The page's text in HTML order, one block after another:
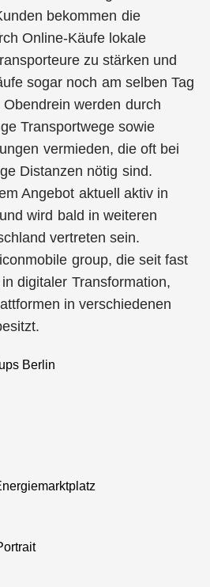
bekommen die
Online-Käufe lokale
zu stärken und
sogar noch am selben Tag
werden durch
Transportwege sowie
vermieden, die oft bei
Distanzen nötig sind.
Angebot aktuell aktiv in
wird bald in weiteren
vertreten sein.
group, die seit fast
digitaler Transformation,
in verschiedenen
Berlin